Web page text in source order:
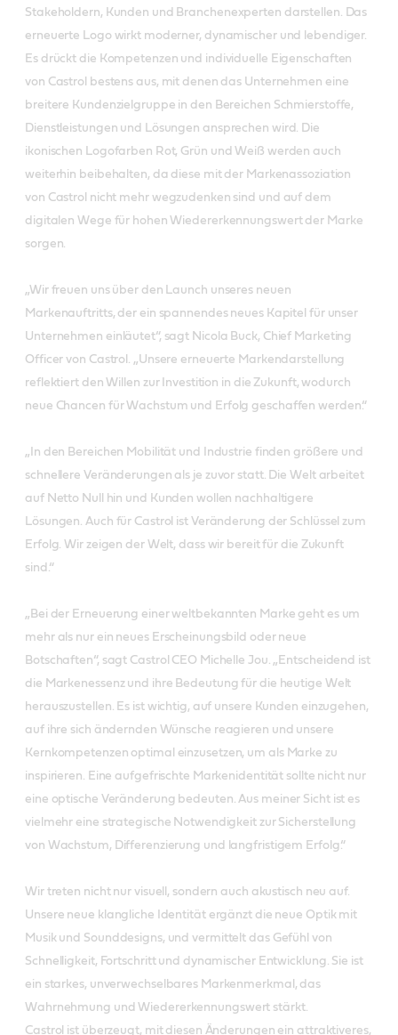
Stakeholdern, Kunden und Branchenexperten darstellen. Das
erneuerte Logo wirkt moderner, dynamischer und lebendiger.
Es drückt die Kompetenzen und individuelle Eigenschaften
von Castrol bestens aus, mit denen das Unternehmen eine
breitere Kundenzielgruppe in den Bereichen Schmierstoffe,
Dienstleistungen und Lösungen ansprechen wird. Die
ikonischen Logofarben Rot, Grün und Weiß werden auch
weiterhin beibehalten, da diese mit der Markenassoziation
von Castrol nicht mehr wegzudenken sind und auf dem
digitalen Wege für hohen Wiedererkennungswert der Marke
sorgen.
„Wir freuen uns über den Launch unseres neuen
Markenauftritts, der ein spannendes neues Kapitel für unser
Unternehmen einläutet“, sagt Nicola Buck, Chief Marketing
Officer von Castrol. „Unsere erneuerte Markendarstellung
reflektiert den Willen zur Investition in die Zukunft, wodurch
neue Chancen für Wachstum und Erfolg geschaffen werden.“
„In den Bereichen Mobilität und Industrie finden größere und
schnellere Veränderungen als je zuvor statt. Die Welt arbeitet
auf Netto Null hin und Kunden wollen nachhaltigere
Lösungen. Auch für Castrol ist Veränderung der Schlüssel zum
Erfolg. Wir zeigen der Welt, dass wir bereit für die Zukunft
sind.“
„Bei der Erneuerung einer weltbekannten Marke geht es um
mehr als nur ein neues Erscheinungsbild oder neue
Botschaften“, sagt Castrol CEO Michelle Jou. „Entscheidend ist
die Markenessenz und ihre Bedeutung für die heutige Welt
herauszustellen. Es ist wichtig, auf unsere Kunden einzugehen,
auf ihre sich ändernden Wünsche reagieren und unsere
Kernkompetenzen optimal einzusetzen, um als Marke zu
inspirieren. Eine aufgefrischte Markenidentität sollte nicht nur
eine optische Veränderung bedeuten. Aus meiner Sicht ist es
vielmehr eine strategische Notwendigkeit zur Sicherstellung
von Wachstum, Differenzierung und langfristigem Erfolg.“
Wir treten nicht nur visuell, sondern auch akustisch neu auf.
Unsere neue klangliche Identität ergänzt die neue Optik mit
Musik und Sounddesigns, und vermittelt das Gefühl von
Schnelligkeit, Fortschritt und dynamischer Entwicklung. Sie ist
ein starkes, unverwechselbares Markenmerkmal, das
Wahrnehmung und Wiedererkennungswert stärkt.
Castrol ist überzeugt, mit diesen Änderungen ein attraktiveres,